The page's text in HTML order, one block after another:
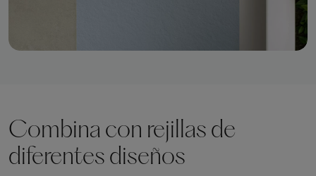
Combina con rejillas de
diferentes diseños